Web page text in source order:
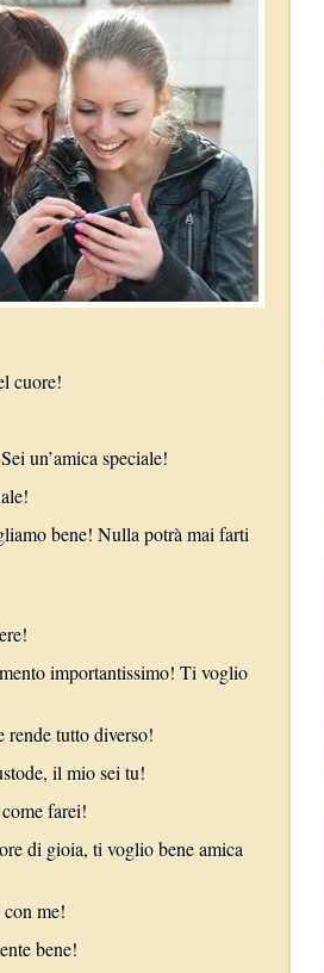
cuore!
un’amica speciale!
bene! Nulla potrà mai farti
importantissimo! Ti voglio
tutto diverso!
il mio sei tu!
farei!
di gioia, ti voglio bene amica
con me!
bene!